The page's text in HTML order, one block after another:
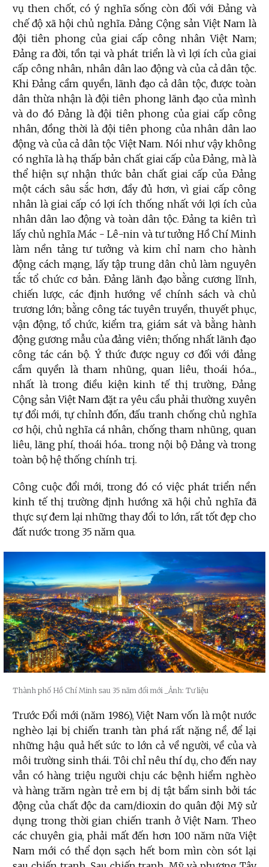
vụ then chốt, có ý nghĩa sống còn đối với Đảng và
chế độ xã hội chủ nghĩa. Đảng Cộng sản Việt Nam là
đội tiên phong của giai cấp công nhân Việt Nam;
Đảng ra đời, tồn tại và phát triển là vì lợi ích của giai
cấp công nhân, nhân dân lao động và của cả dân tộc.
Khi Đảng cầm quyền, lãnh đạo cả dân tộc, được toàn
dân thừa nhận là đội tiên phong lãnh đạo của mình
và do đó Đảng là đội tiên phong của giai cấp công
nhân, đồng thời là đội tiên phong của nhân dân lao
động và của cả dân tộc Việt Nam. Nói như vậy không
có nghĩa là hạ thấp bản chất giai cấp của Đảng, mà là
thể hiện sự nhận thức bản chất giai cấp của Đảng
một cách sâu sắc hơn, đầy đủ hơn, vì giai cấp công
nhân là giai cấp có lợi ích thống nhất với lợi ích của
nhân dân lao động và toàn dân tộc. Đảng ta kiên trì
lấy chủ nghĩa Mác - Lê-nin và tư tưởng Hồ Chí Minh
làm nền tảng tư tưởng và kim chỉ nam cho hành
động cách mạng, lấy tập trung dân chủ làm nguyên
tắc tổ chức cơ bản. Đảng lãnh đạo bằng cương lĩnh,
chiến lược, các định hướng về chính sách và chủ
trương lớn; bằng công tác tuyên truyền, thuyết phục,
vận động, tổ chức, kiểm tra, giám sát và bằng hành
động gương mẫu của đảng viên; thống nhất lãnh đạo
công tác cán bộ. Ý thức được nguy cơ đối với đảng
cầm quyền là tham nhũng, quan liêu, thoái hóa...,
nhất là trong điều kiện kinh tế thị trường, Đảng
Cộng sản Việt Nam đặt ra yêu cầu phải thường xuyên
tự đổi mới, tự chỉnh đốn, đấu tranh chống chủ nghĩa
cơ hội, chủ nghĩa cá nhân, chống tham nhũng, quan
liêu, lãng phí, thoái hóa... trong nội bộ Đảng và trong
toàn bộ hệ thống chính trị.
Công cuộc đổi mới, trong đó có việc phát triển nền
kinh tế thị trường định hướng xã hội chủ nghĩa đã
thực sự đem lại những thay đổi to lớn, rất tốt đẹp cho
đất nước trong 35 năm qua.
Thành phố Hồ Chí Minh sau 35 năm đổi mới _Ảnh: Tư liệu
Trước Đổi mới (năm 1986), Việt Nam vốn là một nước
nghèo lại bị chiến tranh tàn phá rất nặng nề, để lại
những hậu quả hết sức to lớn cả về người, về của và
môi trường sinh thái. Tôi chỉ nêu thí dụ, cho đến nay
vẫn có hàng triệu người chịu các bệnh hiểm nghèo
và hàng trăm ngàn trẻ em bị dị tật bẩm sinh bởi tác
động của chất độc da cam/dioxin do quân đội Mỹ sử
dụng trong thời gian chiến tranh ở Việt Nam. Theo
các chuyên gia, phải mất đến hơn 100 năm nữa Việt
Nam mới có thể dọn sạch hết bom mìn còn sót lại